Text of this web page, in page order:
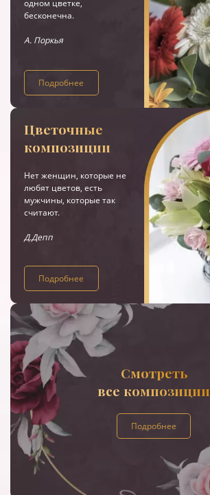
одном цветке,
бесконечна.
А. Поркья
Подробнее
Цветочные
композиции
Нет женщин, которые не
любят цветов, есть
мужчины, которые так
считают.
Д.Депп
Подробнее
Смотреть
все композиции
Подробнее